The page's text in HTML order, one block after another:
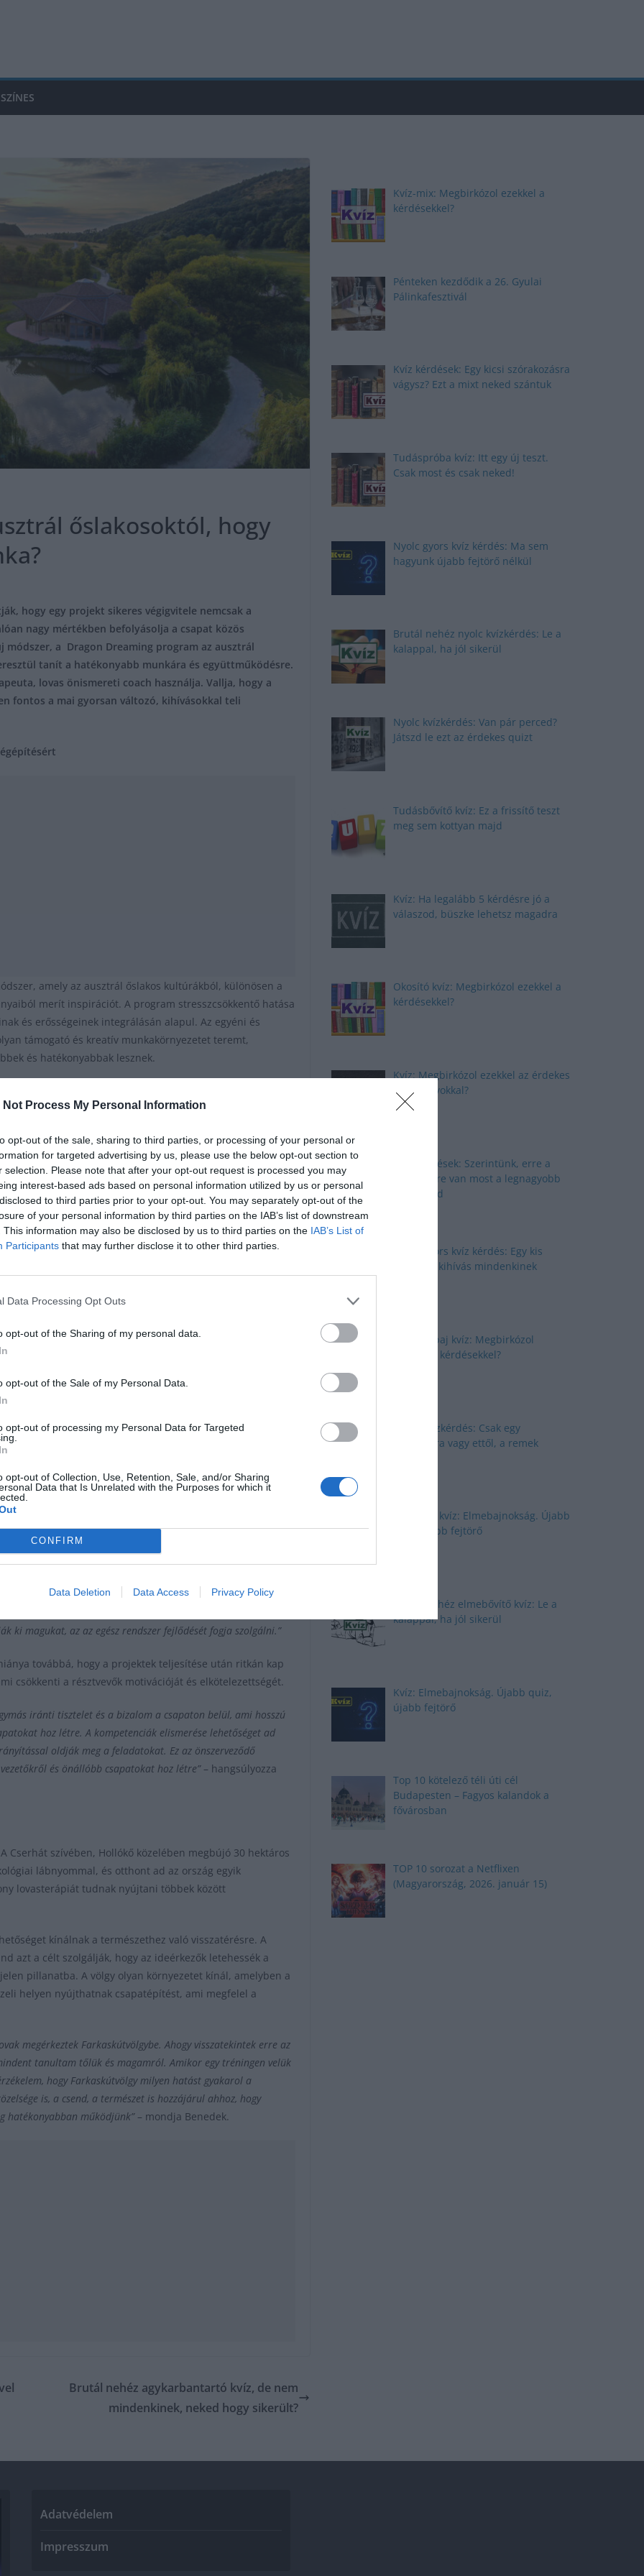
Not Process My Personal Information
opt-out of the sale, sharing to third parties, or processing of your personal or
for targeted advertising by us, please use the below opt-out section to
selection. Please note that after your opt-out request is processed you may
interest-based ads based on personal information utilized by us or personal
to third parties prior to your opt-out. You may separately opt-out of the
of your personal information by third parties on the IAB’s list of downstream
This information may also be disclosed by us to third parties on the IAB’s List of
Participants that may further disclose it to other third parties.
Data Processing Opt Outs
opt-out of the Sharing of my personal data.
opt-out of the Sale of my Personal Data.
opt-out of processing my Personal Data for Targeted
opt-out of Collection, Use, Retention, Sale, and/or Sharing
Data that Is Unrelated with the Purposes for which it
CONFIRM
Data Deletion Data Access Privacy Policy
SZÍNES
őslakosoktól, hogy
hogy egy projekt sikeres végigvitele nemcsak a
nagy mértékben befolyásolja a csapat közös
módszer, a Dragon Dreaming program az ausztrál
tanít a hatékonyabb munkára és együttműködésre.
lovas önismereti coach használja. Vallja, hogy a
fontos a mai gyorsan változó, kihívásokkal teli
amely az ausztrál őslakos kultúrákból, különösen a
merít inspirációt. A program stresszcsökkentő hatása
és erősségeinek integrálásán alapul. Az egyéni és
támogató és kreatív munkakörnyezetet teremt,
és hatékonyabbak lesznek.
kombinálja, miközben előtérben tartja a
kapcsolatot ápol az ausztrál őslakosok kulturális
társadalmi szerveződése és világnézete iránytűként
gondolkodása ugyanis mélyen gyökerezik a
tökéletesen igazodik a mai projektirányítás olyan
a fenntarthatóság.
volt számomra, hogy nemcsak helye van a világban, de
életmód, mint a vállalatirányítás terén”– mondja Aldea
megvalósításig
modell, amely négy fő szakaszra bontja a projekt
Ünneplés. A nyugati munkakultúrában gondot okoz a
a komplex rendszerek közötti kölcsönhatásokat és
struktúrája nemcsak a projekt gyakorlati megvalósítását
az egyéni fejlődést és a közösség erősítését is
a szervezeti töredezettség, illetve az együttműködés
célok előtérbe helyezése és a közösségek meggyengülése.
egyéni fejlődés és a közösségi jelenlét között”– folytatja
és erősségekkel rendelkezik. Ha a projektvezetés
a feladatok, és jelentősen növelhető a vállalati
végezhetnek, amelyekben jók, és amelyekhez szívesen
elkötelezettségüket is erősíti. Ha lehetőséget adunk, hogy
ki magukat, az az egész rendszer fejlődését fogja szolgálni.”
továbbá, hogy a projektek teljesítése után ritkán kap
csökkenti a résztvevők motivációját és elkötelezettségét.
iránti tisztelet és a bizalom a csapaton belül, ami hosszú
hoz létre. A kompetenciák elismerése lehetőséget ad
oldják meg a feladatokat. Ez az önszerveződő
és önállóbb csapatokat hoz létre”– hangsúlyozza
Cserhát szívében, Hollókő közelében megbújó 30 hektáros
lábnyommal, és otthont ad az ország egyik
lovasterápiát tudnak nyújtani többek között
kínálnak a természethez való visszatérésre. A
azt a célt szolgálják, hogy az ideérkezők letehessék a
pillanatba. A völgy olyan környezetet kínál, amelyben a
helyen nyújthatnak csapatépítést, ami megfelel a
megérkeztek Farkaskútvölgybe. Ahogy visszatekintek erre az
tanultam tőlük és magamról. Amikor egy tréningen velük
hogy Farkaskútvölgy milyen hatást gyakarol a
is, a csend, a természet is hozzájárul ahhoz, hogy
hatékonyabban működjünk”– mondja Benedek.
Brutál nehéz agykarbantartó kvíz, de nem
mindenkinek, neked hogy sikerült?
Kvíz-mix: Megbirkózol ezekkel a
kérdésekkel?
Pénteken kezdődik a 26. Gyulai
Pálinkafesztivál
Kvíz kérdések: Egy kicsi szórakozásra
vágysz? Ezt a mixt neked szántuk
Tudáspróba kvíz: Itt egy új teszt.
Csak most és csak neked!
Nyolc gyors kvíz kérdés: Ma sem
hagyunk újabb fejtörő nélkül
Brutál nehéz nyolc kvízkérdés: Le a
kalappal, ha jól sikerül
Nyolc kvízkérdés: Van pár perced?
Játszd le ezt az érdekes quizt
Tudásbővítő kvíz: Ez a frissítő teszt
meg sem kottyan majd
Kvíz: Ha legalább 5 kérdésre jó a
válaszod, büszke lehetsz magadra
Okosító kvíz: Megbirkózol ezekkel a
kérdésekkel?
Kvíz: Megbirkózol ezekkel az érdekes
feladványokkal?
Kvíz kérdések: Szerintünk, erre a
kérdésekre van most a legnagyobb
szükséged
Nyolc gyors kvíz kérdés: Egy kis
izgalmas kihívás mindenkinek
Elmepárbaj kvíz: Megbirkózol
ezekkel a kérdésekkel?
Nyolc kvízkérdés: Csak egy
kattintásra vagy ettől, a remek
Agytorna kvíz: Elmebajnokság. Újabb
quiz, újabb fejtörő
Brutál nehéz elmebővítő kvíz: Le a
kalappal, ha jól sikerül
Kvíz: Elmebajnokság. Újabb quiz,
újabb fejtörő
Top 10 kötelező téli úti cél
Budapesten – Fagyos kalandok a
fővárosban
TOP 10 sorozat a Netflixen
(Magyarország, 2026. január 15)
Adatvédelem
Impresszum